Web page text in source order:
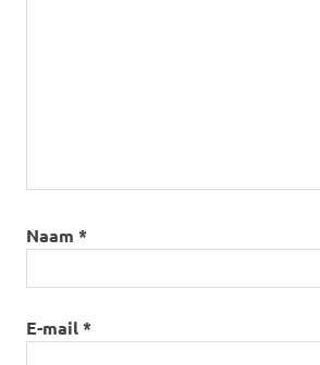
Naam *
E-mail*